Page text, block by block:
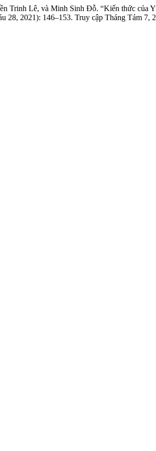
Trinh Lê, và Minh Sinh Đỗ. “Kiến thức của
28, 2021): 146–153. Truy cập Tháng Tám